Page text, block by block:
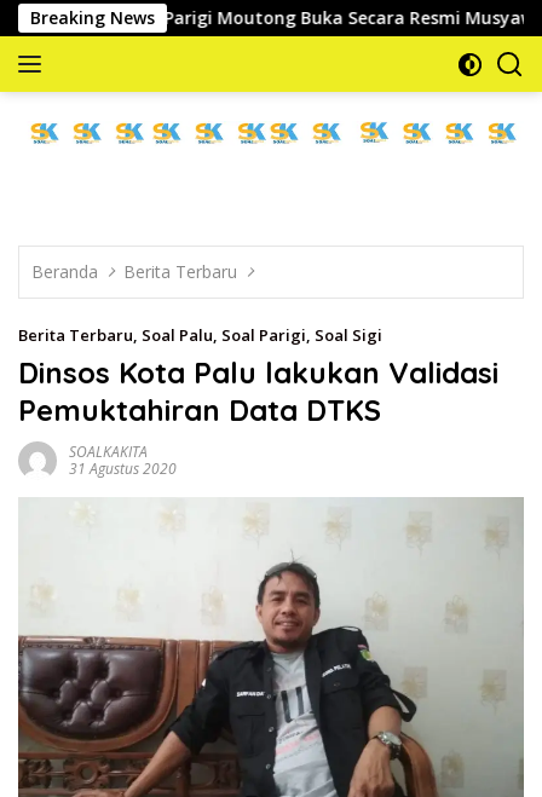
Langsung
ke
konten
Breaking News
Kesra Parigi Moutong Buka Secara Resmi Musyawarah
mengabarkan
Beranda Berita Terbaru
Berita Terbaru, Soal Palu, Soal Parigi, Soal Sigi
Dinsos Kota Palu lakukan Validasi
Pemuktahiran Data DTKS
SOALKAKITA
31 Agustus 2020